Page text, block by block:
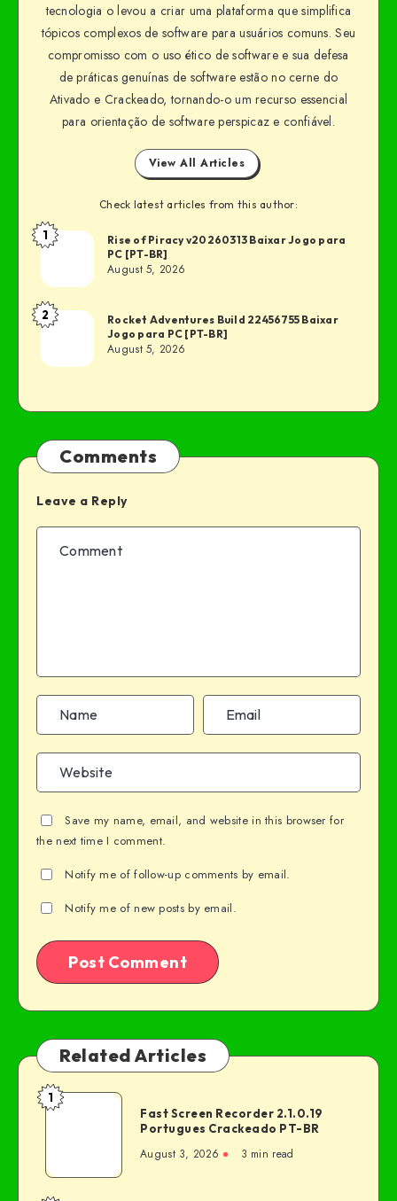
tecnologia o levou a criar uma plataforma que simplifica
tópicos complexos de software para usuários comuns. Seu
compromisso com o uso ético de software e sua defesa
de práticas genuínas de software estão no cerne do
Ativado e Crackeado, tornando-o um recurso essencial
para orientação de software perspicaz e confiável.
View All Articles
Check latest articles from this author:
1
Rise of Piracy v20260313 Baixar Jogo para
PC [PT-BR]
August 5, 2026
2
Rocket Adventures Build 22456755 Baixar
Jogo para PC [PT-BR]
August 5, 2026
Comments
Leave a Reply
Save my name, email, and website in this browser for
the next time I comment.
Notify me of follow-up comments by email.
Notify me of new posts by email.
Related Articles
1
Fast Screen Recorder 2.1.0.19
Portugues Crackeado PT-BR
August 3, 2026 3 min read